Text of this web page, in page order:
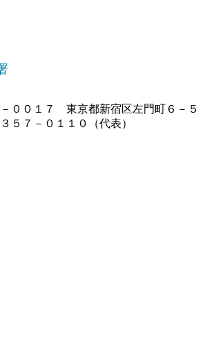
００１７ 東京都新宿区左門町６－５
５７－０１１０（代表）